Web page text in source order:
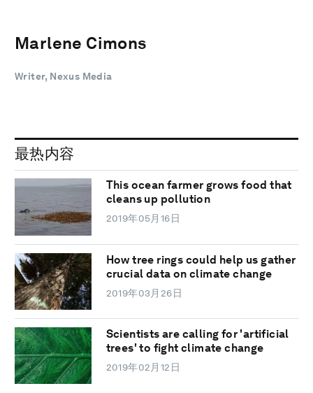
Marlene Cimons
Writer, Nexus Media
最热内容
This ocean farmer grows food that
cleans up pollution
2019年05月16日
How tree rings could help us gather
crucial data on climate change
2019年03月26日
Scientists are calling for 'artificial
trees' to fight climate change
2019年02月12日